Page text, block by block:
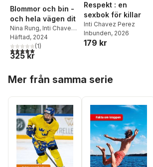
Blommor och bin -
och hela vägen dit
Nina Rung, Inti Chavez
Perez
Häftad, 2024
5,0utav 5 stjärnor. Totalt antal röster:
(1)
325 kr
Respekt : en
sexbok för killar
Inti Chavez Perez
Inbunden, 2026
179 kr
Mer från samma serie